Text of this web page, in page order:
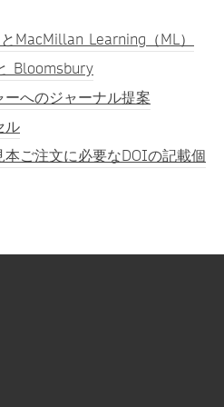
MacMillan Learning（ML）
Bloomsbury
へのジャーナル提案
ル
ご注文に必要なDOIの記載個